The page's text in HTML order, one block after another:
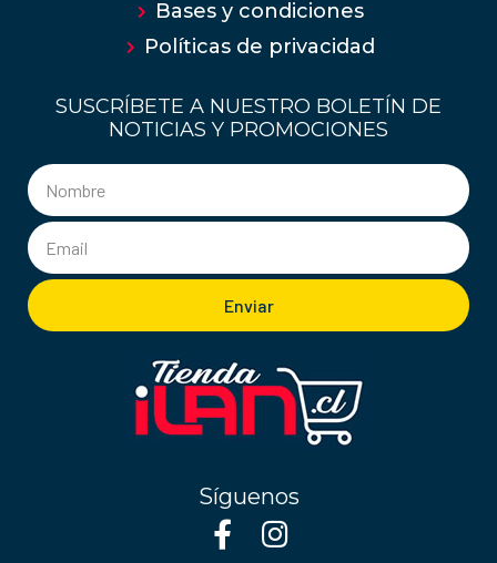
Bases y condiciones
Políticas de privacidad
SUSCRÍBETE A NUESTRO BOLETÍN DE
NOTICIAS Y PROMOCIONES
Enviar
Síguenos